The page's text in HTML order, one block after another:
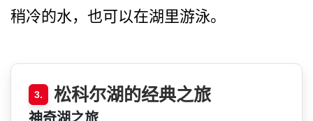
稍冷的水，也可以­在湖里游泳。
3. 松科尔湖的经典之旅